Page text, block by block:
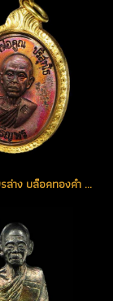
เหรียญเจริญพรล่าง บล็อคทองคำ ผิวเดิมๆ ผิวรุ้งสุดขั้ว จมูกโด่งสมบูรณ์ สวยแชมป์ (ขายแล้ว)